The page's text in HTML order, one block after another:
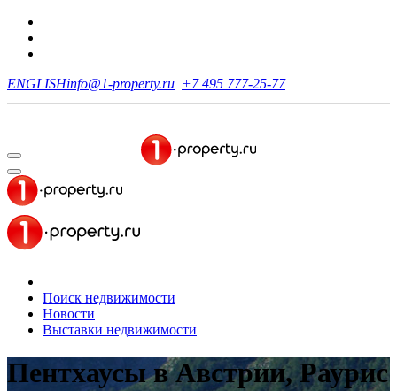
ENGLISHinfo@1-property.ru +7 495 777-25-77
Поиск недвижимости
Новости
Выставки недвижимости
Пентхаусы в Австрии, Раурис